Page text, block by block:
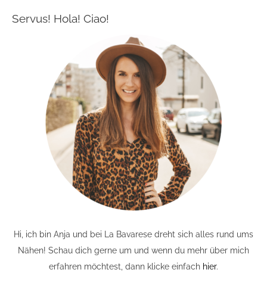
Servus! Hola! Ciao!
Hi, ich bin Anja und bei La Bavarese dreht sich alles rund ums
Nähen! Schau dich gerne um und wenn du mehr über mich
erfahren möchtest, dann klicke einfach hier.